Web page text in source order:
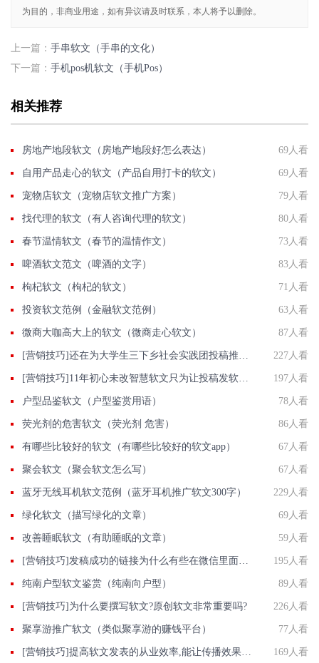
为目的，非商业用途，如有异议请及时联系，本人将予以删除。
上一篇： 手串软文（手串的文化）
下一篇： 手机pos机软文（手机Pos）
相关推荐
房地产地段软文（房地产地段好怎么表达） 69人看
自用产品走心的软文（产品自用打卡的软文） 69人看
宠物店软文（宠物店软文推广方案） 79人看
找代理的软文（有人咨询代理的软文） 80人看
春节温情软文（春节的温情作文） 73人看
啤酒软文范文（啤酒的文字） 83人看
枸杞软文（枸杞的软文） 71人看
投资软文范例（金融软文范例） 63人看
微商大咖高大上的软文（微商走心软文） 87人看
227人看
197人看
户型品鉴软文（户型鉴赏用语） 78人看
荧光剂的危害软文（荧光剂 危害） 86人看
有哪些比较好的软文（有哪些比较好的软文app） 67人看
聚会软文（聚会软文怎么写） 67人看
蓝牙无线耳机软文范例（蓝牙耳机推广软文300字） 229人看
绿化软文（描写绿化的文章） 69人看
改善睡眠软文（有助睡眠的文章） 59人看
195人看
纯南户型软文鉴赏（纯南向户型） 89人看
[营销技巧]为什么要撰写软文?原创软文非常重要吗? 226人看
聚享游推广软文（类似聚享游的赚钱平台） 77人看
169人看